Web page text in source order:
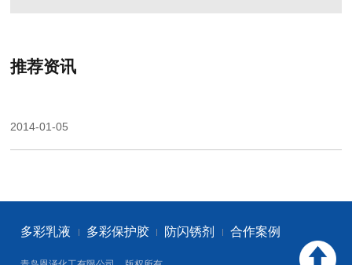
推荐资讯
2014-01-05
多彩乳液 多彩保护胶 防闪锈剂 合作案例